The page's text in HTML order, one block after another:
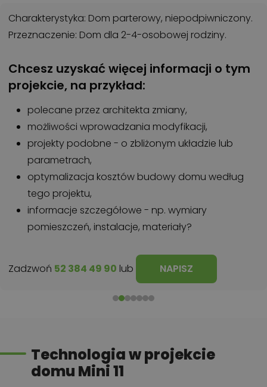
Charakterystyka: Dom parterowy, niepodpiwniczony.
Przeznaczenie: Dom dla 2-4-osobowej rodziny.
Chcesz uzyskać więcej informacji o tym
projekcie, na przykład:
polecane przez architekta zmiany,
możliwości wprowadzania modyfikacji,
projekty podobne - o zbliżonym układzie lub
parametrach,
optymalizacja kosztów budowy domu według
tego projektu,
informacje szczegółowe - np. wymiary
pomieszczeń, instalacje, materiały?
Zadzwoń 52 384 49 90 lub NAPISZ
Technologia w projekcie
domu Mini 11